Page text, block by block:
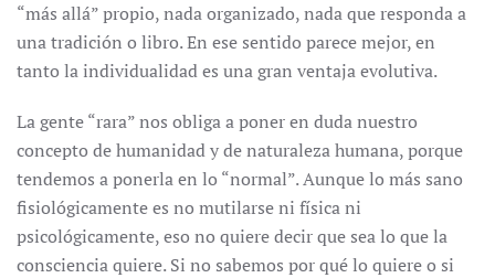
“más allá” propio, nada organizado, nada que responda a
una tradición o libro. En ese sentido parece mejor, en
tanto la individualidad es una gran ventaja evolutiva.
La gente “rara” nos obliga a poner en duda nuestro
concepto de humanidad y de naturaleza humana, porque
tendemos a ponerla en lo “normal”. Aunque lo más sano
fisiológicamente es no mutilarse ni física ni
psicológicamente, eso no quiere decir que sea lo que la
consciencia quiere. Si no sabemos por qué lo quiere o si